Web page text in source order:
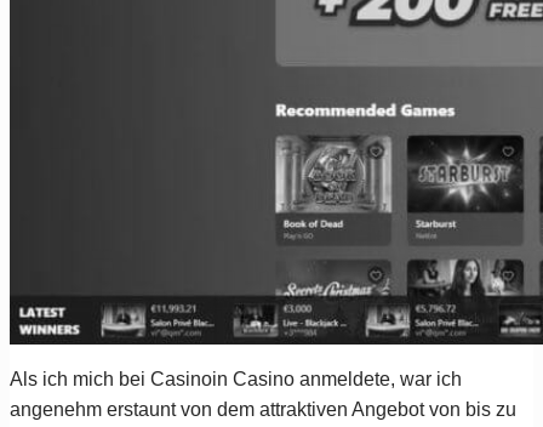
Als ich mich bei Casinoin Casino anmeldete, war ich
angenehm erstaunt von dem attraktiven Angebot von bis zu